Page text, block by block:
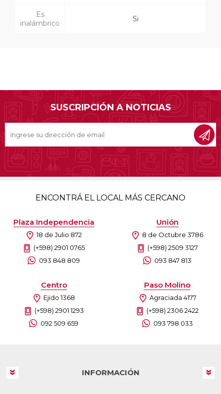
Es
inalámbrico
Si
SUSCRIPCIÓN A NOTICIAS
ENCONTRÁ EL LOCAL MÁS CERCANO
Plaza Independencia
18 de Julio 872
(+598) 2901 0765
093 848 809
Unión
8 de Octubre 3786
(+598) 2509 3127
093 847 813
Centro
Ejido 1368
(+598) 2901 1293
092 509 659
Paso Molino
Agraciada 4177
(+598) 2306 2422
093 798 033
INFORMACIÓN